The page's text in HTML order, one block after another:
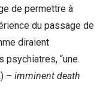
de permettre à
du passage de
diraient
psychiatres, “une
– imminent death